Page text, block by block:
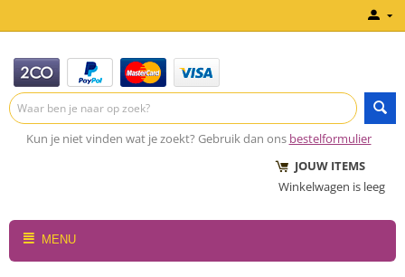
Kun je niet vinden wat je zoekt? Gebruik dan ons bestelformulier
JOUW ITEMS
Winkelwagen is leeg
MENU